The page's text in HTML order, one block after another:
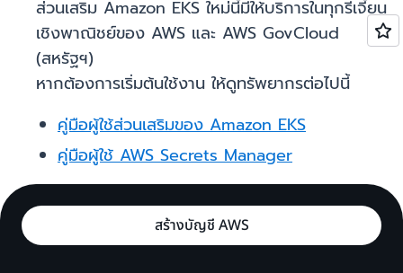
ส่วนเสริม Amazon EKS ใหม่นี้มีให้บริการในทุกรีเจี้ยน
เชิงพาณิชย์ของ AWS และ AWS GovCloud
(สหรัฐฯ)
หากต้องการเริ่มต้นใช้งาน ให้ดูทรัพยากรต่อไปนี้
คู่มือผู้ใช้ส่วนเสริมของ Amazon EKS
คู่มือผู้ใช้ AWS Secrets Manager
สร้างบัญชี AWS